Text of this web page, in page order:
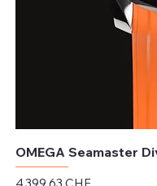
OMEGA Seamaster
Prix